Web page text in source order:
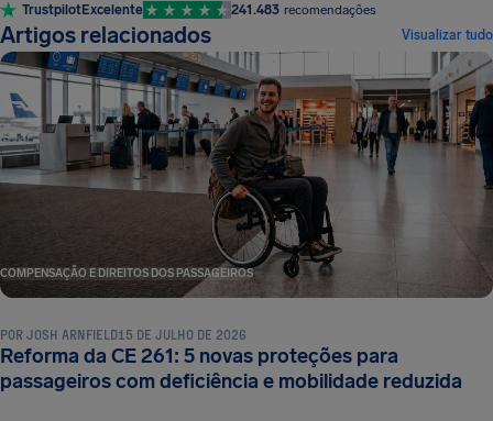
TrustpilotExcelente 241.483 recomendações
Artigos relacionados Visualizar tudo
COMPENSAÇÃO E DIREITOS DOS PASSAGEIROS
POR JOSH ARNFIELD15 DE JULHO DE 2026
Reforma da CE 261: 5 novas proteções para
passageiros com deficiência e mobilidade reduzida
COMPENSAÇÃO E DIREITOS DOS PASSAGEIROS